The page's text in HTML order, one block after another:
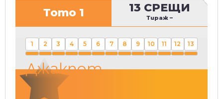
Тото 1 13 СРЕЩИ
Тираж –
1 2 3 4 5 6 7 8 9 10 11 12 13
Джакпот